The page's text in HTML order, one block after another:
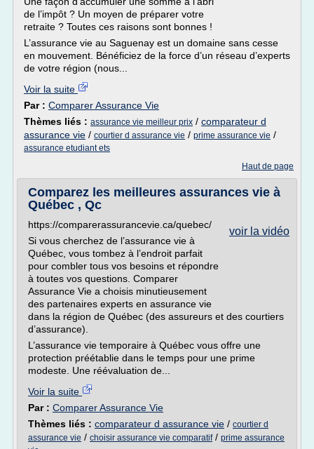
de l’impôt ? Un moyen de préparer votre
retraite ? Toutes ces raisons sont bonnes !
L’assurance vie au Saguenay est un domaine sans cesse
en mouvement. Bénéficiez de la force d’un réseau d’experts
de votre région (nous...
Voir la suite
Par : Comparer Assurance Vie
Thèmes liés : assurance vie meilleur prix / comparateur d
assurance vie / courtier d assurance vie / prime assurance vie /
assurance etudiant ets
Haut de page
Comparez les meilleures assurances vie à
Québec , Qc
voir la vidéo
https://comparerassurancevie.ca/quebec/
Si vous cherchez de l’assurance vie à
Québec, vous tombez à l’endroit parfait
pour combler tous vos besoins et répondre
à toutes vos questions. Comparer
Assurance Vie a choisis minutieusement
des partenaires experts en assurance vie
dans la région de Québec (des assureurs et des courtiers
d’assurance).
L’assurance vie temporaire à Québec vous offre une
protection préétablie dans le temps pour une prime
modeste. Une réévaluation de...
Voir la suite
Par : Comparer Assurance Vie
Thèmes liés : comparateur d assurance vie / courtier d
assurance vie / choisir assurance vie comparatif/ prime assurance